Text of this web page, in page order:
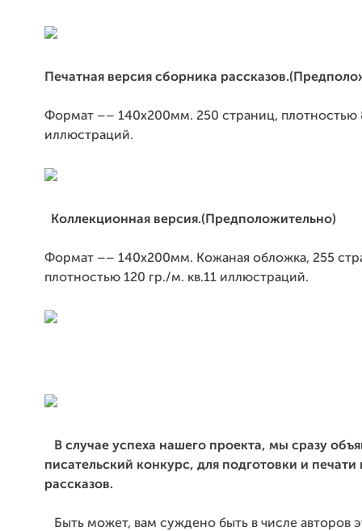
Печатная версия сборника
Формат –– 140х200мм. 250 страниц, плотностью
иллюстраций.
Коллекционная версия.(Предположительно)
Формат –– 140х200мм. Кожаная обложка, 255
плотностью 120 гр./м. кв.11 иллюстраций.
В случае успеха нашего проекта, мы сразу
писательский конкурс, для подготовки и печати
рассказов.
Быть может, вам суждено быть в числе авторов